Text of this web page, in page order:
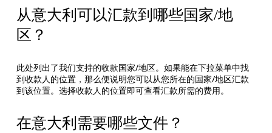
从意大利可以汇款到哪些国家/地
区？
此处列出了我们支持的收款国家/地区。如果能在下拉菜单中找
到收款人的位置，那么便说明您可以从您所在的国家/地区汇款
到该位置。选择收款人的位置即可查看汇款所需的费用。
在意大利需要哪些文件？